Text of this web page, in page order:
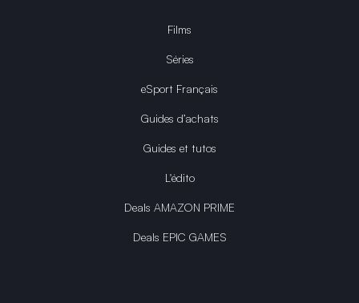
Films
Séries
eSport Français
Guides d’achats
Guides et tutos
L'édito
Deals AMAZON PRIME
Deals EPIC GAMES